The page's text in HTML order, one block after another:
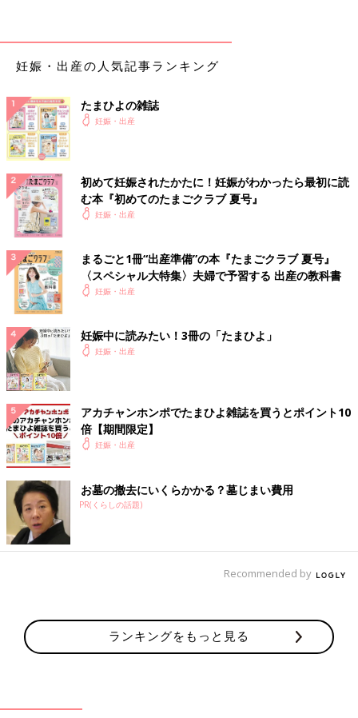
「エコーで診てくれていた方たちの雰囲気があまりよくなくて。
な話をし始めたので、なんかやばいかも…みたいな雰囲気でし
た。妊娠中で通っている
産科の先生宛てにエコーの結果をまとめるから、すぐに産科の先
生に診てもらって』と言われて、渡された画像を持って、その足
で産婦人科に行ったんです。
産科の先生が『どれどれ？』って見た途端、『うわ、これ大きい
じゃんか！』とびっくりしていて…。『これは乳腺外科がある病
院で診てもらったほうがいい、すぐに紹介状を書くから』って、
紹介状を書いてもらい、近くの大きな病院を受診しました。
そこでは、乳房に針を刺して、組織の一部をとって検査をする針
生検という検査をしたんですが、そのときに先生が『良性だと思
う。がんの確率は高くないでしょう』と言っていたので、それを
信じていたんですが…。
検査後、検査結果を聞きに来てくださいと言われていた日があっ
く、ご家族と一緒に、結果を聞きに来てください』とのこと。そ
れでも私は、『良性だけど、妊娠中だから手術をどうするか、み
たいな話なんだろうな』と思って、悪性を疑っていませんでし
た」（福田さん）
しかし、夫と実母と一緒に向かった病院で医師から告げられたの
は、福田さんの想像とは違うものでした。
れましたね。しかも、進行の早いトリプルネガティブという乳が
その先生には2つの選択肢を伝えられ、『次の受診までにこれか
らどうするかを決めてきてほしい』と言われたんです。
妊娠・出産の人気記事ランキング
たまひよの雑誌
妊娠・出産
初めて妊娠されたかたに！妊娠がわかったら最初に読
む本『初めてのたまごクラブ 夏号』
妊娠・出産
まるごと1冊“出産準備”の本『たまごクラブ 夏号』
〈スペシャル大特集〉夫婦で予習する 出産の教科書
妊娠・出産
妊娠中に読みたい！3冊の「たまひよ」
妊娠・出産
アカチャンホンポでたまひよ雑誌を買うとポイント10
倍【期間限定】
妊娠・出産
お墓の撤去にいくらかかる？墓じまい費用
PR(くらしの話題)
Recommended by
ランキングをもっと見る